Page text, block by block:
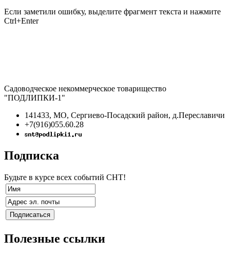
Если заметили ошибку, выделите фрагмент текста и нажмите
Ctrl+Enter
Садоводческое некоммерческое товарищество
"ПОДЛИПКИ-1"
141433, МО, Сергиево-Посадский район, д.Переславичи
+7(916)055.60.28
Подписка
Будьте в курсе всех событий СНТ!
Полезные ссылки